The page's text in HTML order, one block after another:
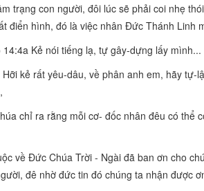
trạng con người, đôi lúc sẽ phải coi nhẹ
điển hình, đó là việc nhân Đức Thánh Linh
14:4a Kẻ nói tiếng lạ, tự gây-dựng lấy mình...
kẻ rất yêu-dâu, về phân anh em, hãy
chỉ ra rằng mỗi cơ- đốc nhân đêu có
về Đức Chúa Trời - Ngài đã ban ơn cho
đê nhờ đức tin đó chúng ta nhận được